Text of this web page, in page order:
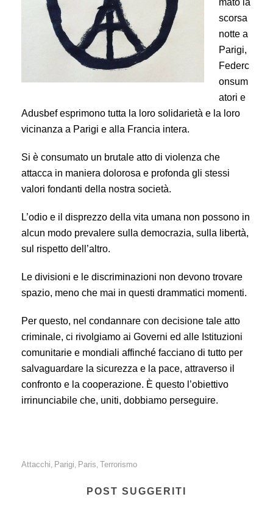
mato la
scorsa
notte a
Parigi,
Federc
onsum
atori e
Adusbef esprimono tutta la loro solidarietà e la loro
vicinanza a Parigi e alla Francia intera.
Si è consumato un brutale atto di violenza che
attacca in maniera dolorosa e profonda gli stessi
valori fondanti della nostra società.
L’odio e il disprezzo della vita umana non possono in
alcun modo prevalere sulla democrazia, sulla libertà,
sul rispetto dell’altro.
Le divisioni e le discriminazioni non devono trovare
spazio, meno che mai in questi drammatici momenti.
Per questo, nel condannare con decisione tale atto
criminale, ci rivolgiamo ai Governi ed alle Istituzioni
comunitarie e mondiali affinché facciano di tutto per
salvaguardare la sicurezza e la pace, attraverso il
confronto e la cooperazione. È questo l’obiettivo
irrinunciabile che, uniti, dobbiamo perseguire.
Attacchi, Parigi, Paris, Terrorismo
POST SUGGERITI